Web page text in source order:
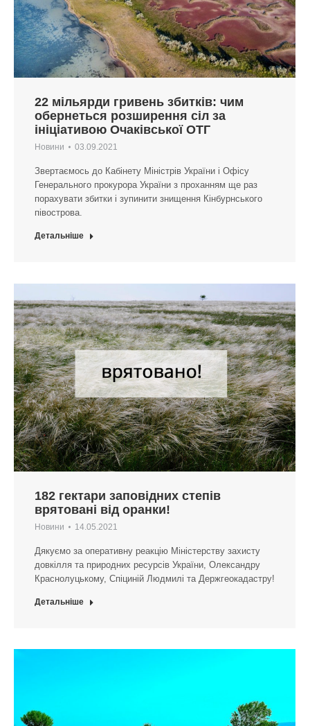
22 мільярди гривень збитків: чим
обернеться розширення сіл за
ініціативою Очаківської ОТГ
Новини 03.09.2021
Звертаємось до Кабінету Міністрів України і Офісу
Генерального прокурора України з проханням ще раз
порахувати збитки і зупинити знищення Кінбурнського
півострова.
Детальніше
182 гектари заповідних степів
врятовані від оранки!
Новини 14.05.2021
Дякуємо за оперативну реакцію Міністерству захисту
довкілля та природних ресурсів України, Олександру
Краснолуцькому, Спіциній Людмилі та Держгеокадастру!
Детальніше